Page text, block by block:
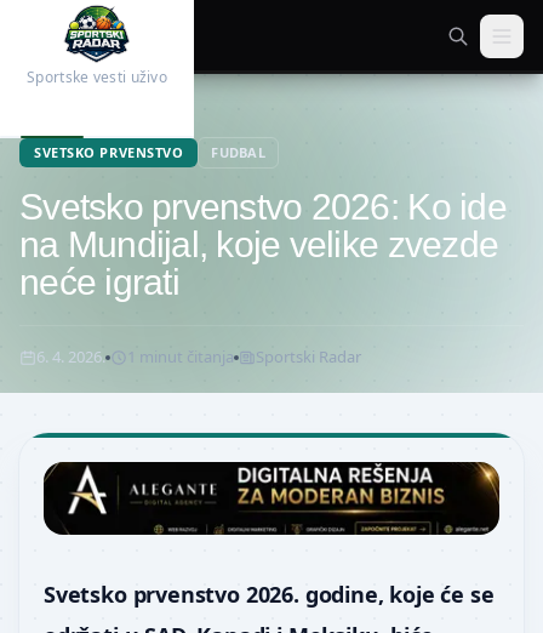
Sportske vesti uživo
SVETSKO PRVENSTVO FUDBAL
Svetsko prvenstvo 2026: Ko ide
na Mundijal, koje velike zvezde
neće igrati
6. 4. 2026. 1 minut čitanja Sportski Radar
Svetsko prvenstvo 2026. godine, koje će se